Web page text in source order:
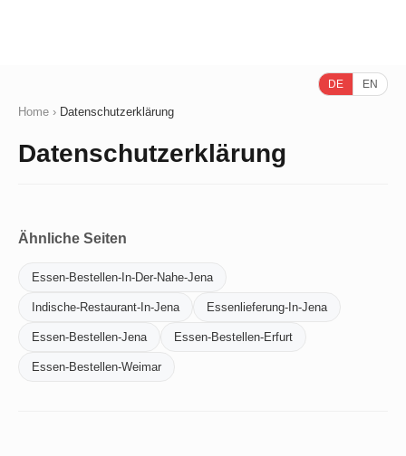
DE EN
Home › Datenschutzerklärung
Datenschutzerklärung
Ähnliche Seiten
Essen-Bestellen-In-Der-Nahe-Jena
Indische-Restaurant-In-Jena Essenlieferung-In-Jena
Essen-Bestellen-Jena Essen-Bestellen-Erfurt
Essen-Bestellen-Weimar